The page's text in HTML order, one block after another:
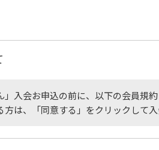
」入会お申込の前に、以下の会員規
方は、「同意する」をクリックして